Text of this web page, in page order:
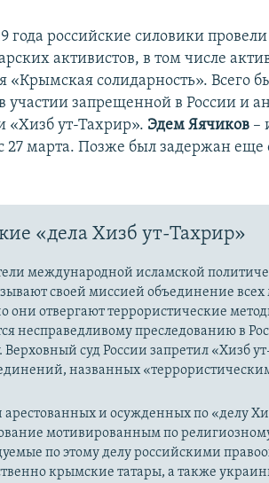
года российские силовики
активистов, в том числе
«Крымская солидарность». Всего
участии запрещенной в России и
«Хизб ут-Тахрир». Эдем Яячиков –
27 марта. Позже был задержан
«дела Хизб ут-Тахрир»
международной исламской
своей миссией объединение всех
они отвергают террористические
несправедливому преследованию в
Верховный суд России запретил «Хизб
названных
и осужденных по «делу
мотивированным по
по этому делу российскими
крымские татары, а также